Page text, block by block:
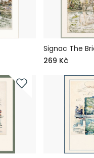
Signac The
269 Kč